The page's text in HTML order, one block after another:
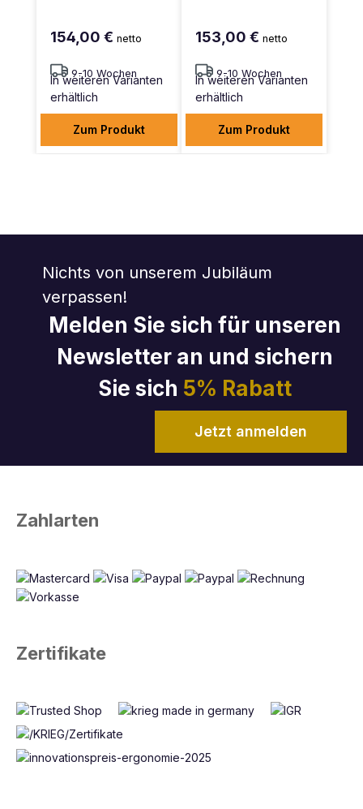
154,00 € netto
9-10 Wochen
In weiteren Varianten
erhältlich
Zum Produkt
153,00 € netto
9-10 Wochen
In weiteren Varianten
erhältlich
Zum Produkt
Nichts von unserem Jubiläum
verpassen!
Melden Sie sich für unseren
Newsletter an und sichern
Sie sich 5% Rabatt
Jetzt anmelden
Zahlarten
Zertifikate